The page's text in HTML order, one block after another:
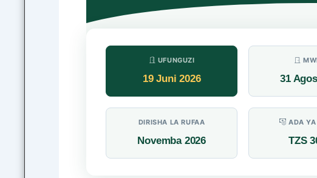
UFUNGUZI
19 Juni 2026 31
DIRISHA LA RUFAA
Novemba 2026
ADA
TZS